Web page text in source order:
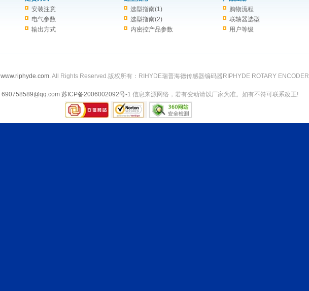
安装注意
电气参数
输出方式
选型指南(1)
选型指南(2)
内密控产品参数
购物流程
联轴器选型
用户等级
www.riphyde.com. All Rights Reserved.版权所有：RIHYDE瑞普海德传感器编码器RIPHYDE ROTARY ENCODER
690758589@qq.com 苏ICP备2006002092号-1 信息来源网络，若有变动请以厂家为准。如有不符可联系改正!